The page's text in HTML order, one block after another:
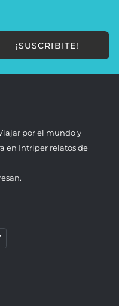
¡SUSCRIBITE!
por el mundo y
en Intriper relatos de